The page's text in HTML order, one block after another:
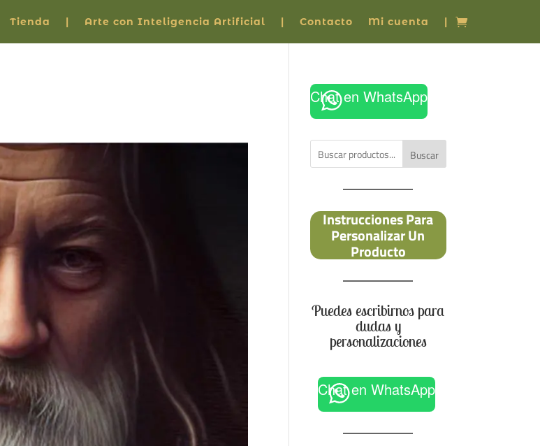
Tienda | Arte con Inteligencia Artificial | Contacto Mi cuenta |
Chat en WhatsApp
Buscar
Instrucciones Para
Personalizar Un
Producto
Puedes escribirnos para
dudas y
personalizaciones
Chat en WhatsApp